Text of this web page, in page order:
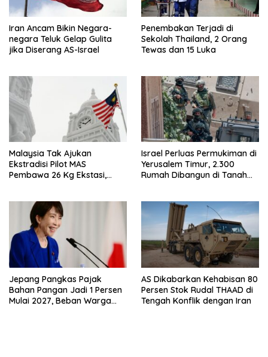
Iran Ancam Bikin Negara-
negara Teluk Gelap Gulita
jika Diserang AS-Israel
Penembakan Terjadi di
Sekolah Thailand, 2 Orang
Tewas dan 15 Luka
Malaysia Tak Ajukan
Ekstradisi Pilot MAS
Pembawa 26 Kg Ekstasi,
Israel Perluas Permukiman di
Yerusalem Timur, 2.300
Rumah Dibangun di Tanah
Jepang Pangkas Pajak
Bahan Pangan Jadi 1 Persen
Mulai 2027, Beban Warga
AS Dikabarkan Kehabisan 80
Persen Stok Rudal THAAD di
Tengah Konflik dengan Iran